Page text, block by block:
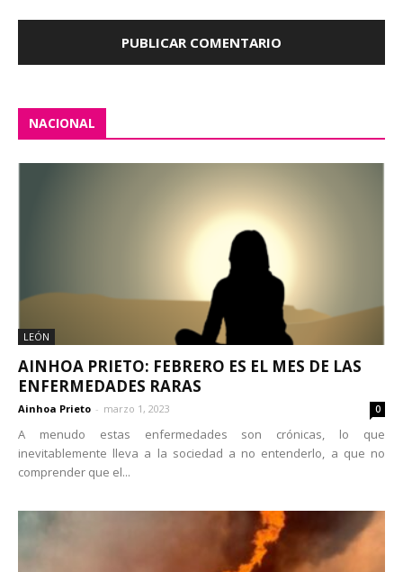
NACIONAL
LEÓN
AINHOA PRIETO: FEBRERO ES EL MES DE LAS
ENFERMEDADES RARAS
Ainhoa Prieto - marzo 1, 2023 0
A menudo estas enfermedades son crónicas, lo que
inevitablemente lleva a la sociedad a no entenderlo, a que no
comprender que el...